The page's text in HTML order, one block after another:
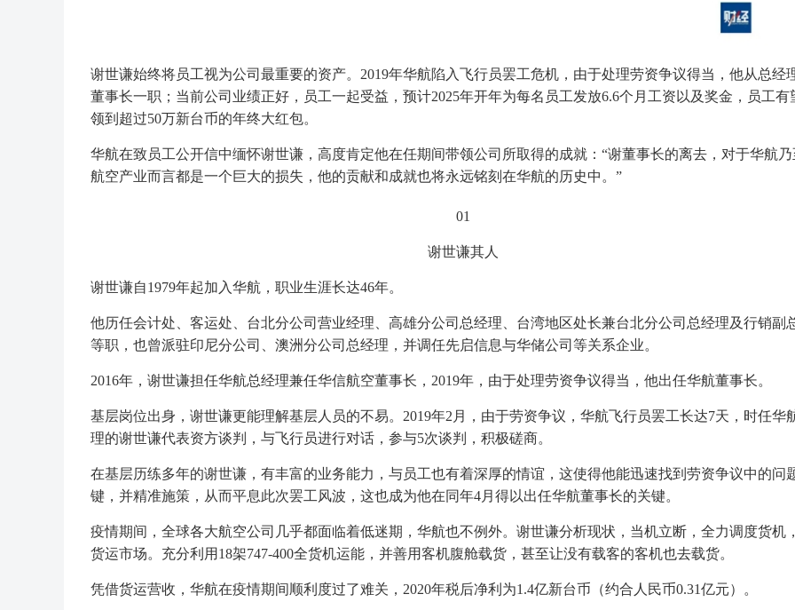
谢世谦始终将员工视为公司最重要的资产。2019年华航陷入飞行员罢工危机，由于处理劳资争议得当，他从总经
董事长一职；当前公司业绩正好，员工一起受益，预计2025年开年为每名员工发放6.6个月工资以及奖金，员工有
领到超过50万新台币的年终大红包。
华航在致员工公开信中缅怀谢世谦，高度肯定他在任期间带领公司所取得的成就：“谢董事长的离去，对于华航
航空产业而言都是一个巨大的损失，他的贡献和成就也将永远铭刻在华航的历史中。”
01
谢世谦其人
谢世谦自1979年起加入华航，职业生涯长达46年。
他历任会计处、客运处、台北分公司营业经理、高雄分公司总经理、台湾地区处长兼台北分公司总经理及行销副
等职，也曾派驻印尼分公司、澳洲分公司总经理，并调任先启信息与华储公司等关系企业。
2016年，谢世谦担任华航总经理兼任华信航空董事长，2019年，由于处理劳资争议得当，他出任华航董事长。
基层岗位出身，谢世谦更能理解基层人员的不易。2019年2月，由于劳资争议，华航飞行员罢工长达7天，时任华
理的谢世谦代表资方谈判，与飞行员进行对话，参与5次谈判，积极磋商。
在基层历练多年的谢世谦，有丰富的业务能力，与员工也有着深厚的情谊，这使得他能迅速找到劳资争议中的问
键，并精准施策，从而平息此次罢工风波，这也成为他在同年4月得以出任华航董事长的关键。
疫情期间，全球各大航空公司几乎都面临着低迷期，华航也不例外。谢世谦分析现状，当机立断，全力调度货机
货运市场。充分利用18架747-400全货机运能，并善用客机腹舱载货，甚至让没有载客的客机也去载货。
凭借货运营收，华航在疫情期间顺利度过了难关，2020年税后净利为1.4亿新台币（约合人民币0.31亿元）。